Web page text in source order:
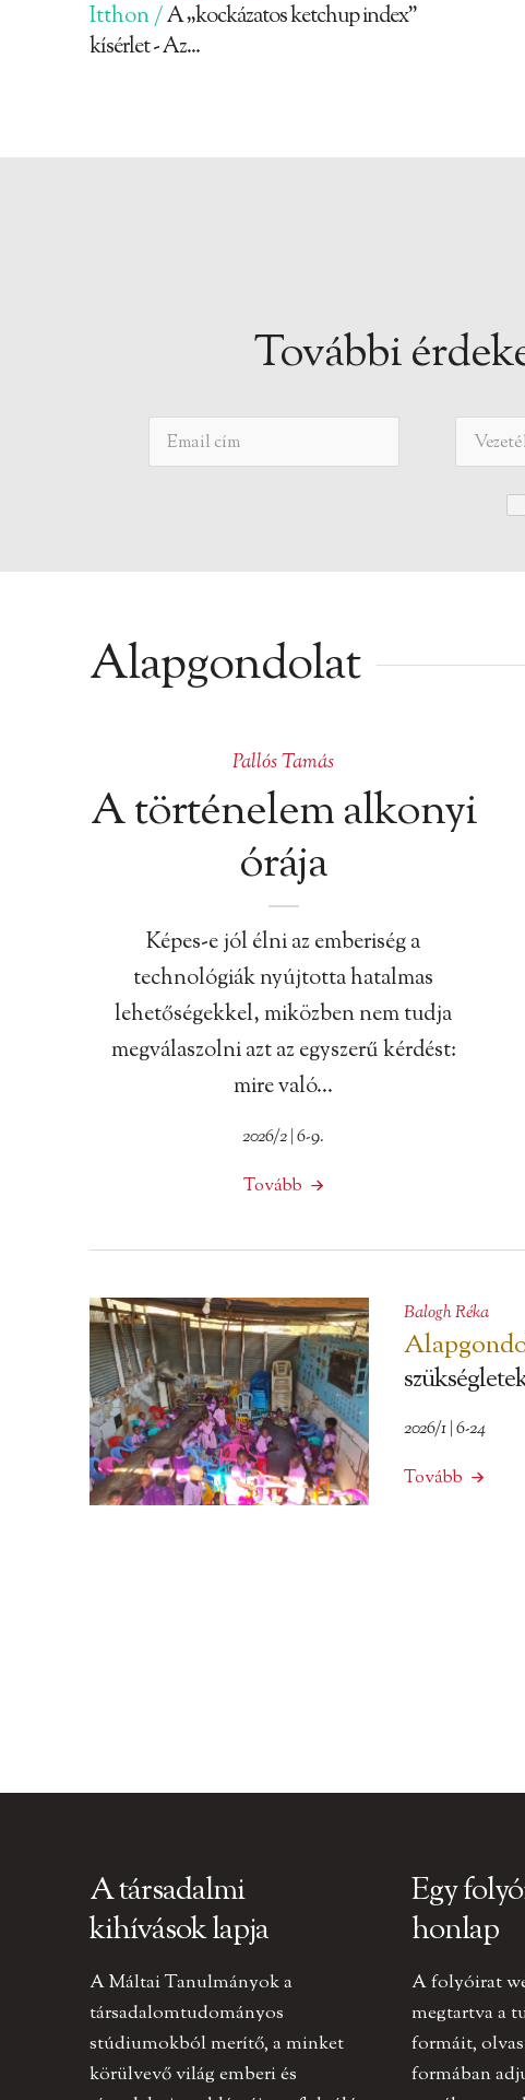
Itthon /A „kockázatos ketchup index”
kísérlet - Az...
További
Alapgondolat
Pallós Tamás
A történelem alkonyi
órája
Képes-e jól élni az emberiség a
technológiák nyújtotta hatalmas
lehetőségekkel, miközben nem tudja
megválaszolni azt az egyszerű kérdést:
mire való…
2026/2 | 6-9.
Tovább
Balogh Réka
2026/1 | 6-24
Tovább
A társadalmi
kihívások lapja
A Máltai Tanulmányok a
társadalomtudományos
stúdiumokból merítő, a minket
körülvevő világ emberi és
Egy
honlap
A folyóirat
megtartva a
formáit,
formában